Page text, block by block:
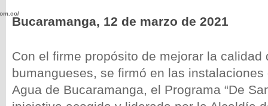
Bucaramanga, 12 de marzo de 2021
Con el firme propósito de mejorar la calidad
bumangueses, se firmó en las instalaciones
Agua de Bucaramanga, el Programa “De
wp-
wp-